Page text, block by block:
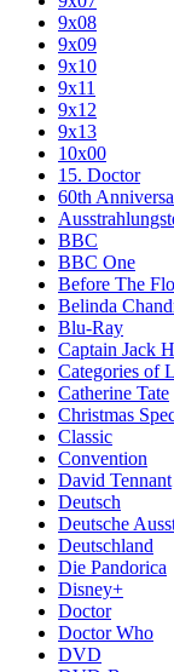
9x08
9x09
9x10
9x11
9x12
9x13
10x00
15. Doctor
60th
BBC
BBC One
Before The
Belinda
Blu-Ray
Captain Jack
Categories of
Catherine Tate
Christmas
Classic
Convention
David Tennant
Deutsch
Deutsche
Deutschland
Die Pandorica
Disney+
Doctor
Doctor Who
DVD